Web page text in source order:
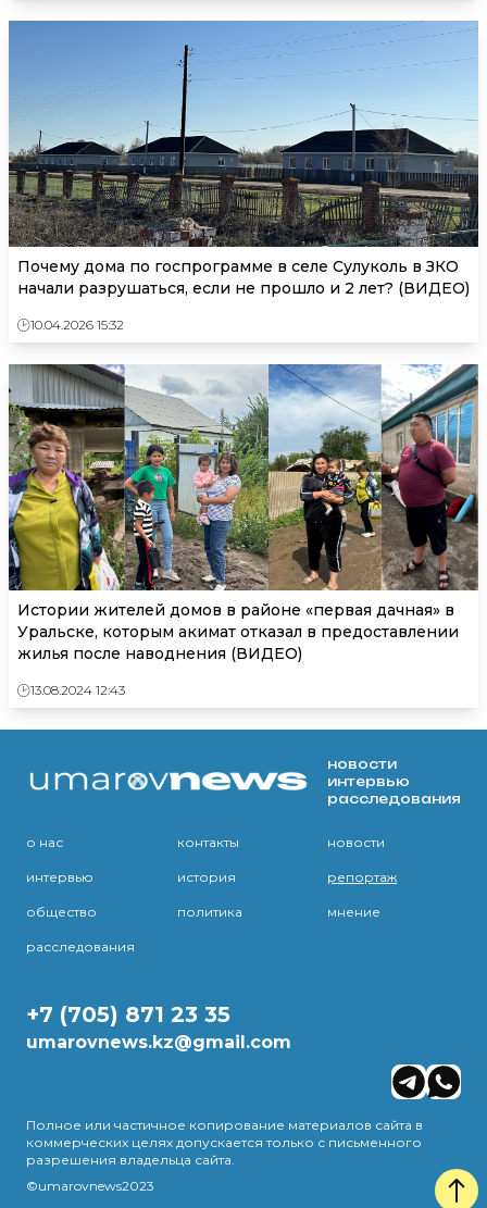
Почему дома по госпрограмме в селе Сулуколь в ЗКО
начали разрушаться, если не прошло и 2 лет? (ВИДЕО)
10.04.2026 15:32
Истории жителей домов в районе «первая дачная» в
Уральске, которым акимат отказал в предоставлении
жилья после наводнения (ВИДЕО)
13.08.2024 12:43
новости
интервью
расследования
о нас контакты новости
интервью история репортаж
общество политика мнение
расследования
+7 (705) 871 23 35
umarovnews.kz@gmail.com
Полное или частичное копирование материалов сайта в
коммерческих целях допускается только с письменного
разрешения владельца сайта.
©umarovnews2023